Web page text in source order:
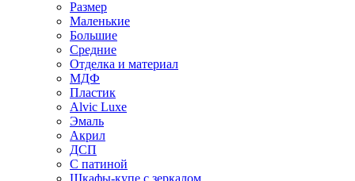
Размер
Маленькие
Большие
Средние
Отделка и материал
МДФ
Пластик
Alvic Luxe
Эмаль
Акрил
ДСП
С патиной
Шкафы-купе с зеркалом